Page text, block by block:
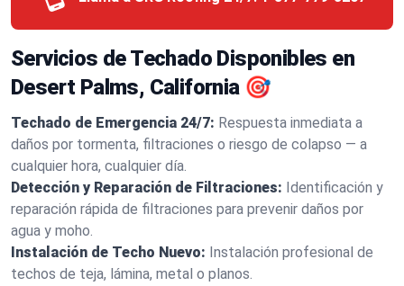
Servicios de Techado Disponibles en
Desert Palms, California 🎯
Techado de Emergencia 24/7: Respuesta inmediata a
daños por tormenta, filtraciones o riesgo de colapso — a
cualquier hora, cualquier día.
Detección y Reparación de Filtraciones: Identificación y
reparación rápida de filtraciones para prevenir daños por
agua y moho.
Instalación de Techo Nuevo: Instalación profesional de
techos de teja, lámina, metal o planos.